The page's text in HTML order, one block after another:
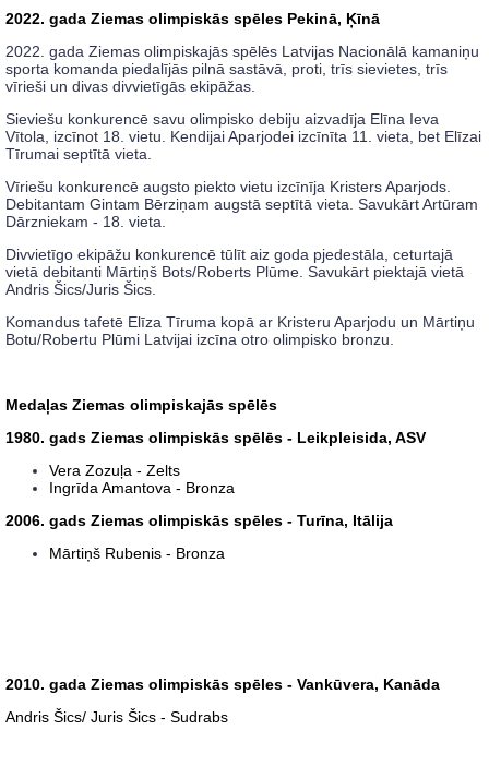
2022. gada Ziemas olimpiskās spēles Pekinā, Ķīnā
2022. gada Ziemas olimpiskajās spēlēs Latvijas Nacionālā kamaniņu
sporta komanda piedalījās pilnā sastāvā, proti, trīs sievietes, trīs
vīrieši un divas divvietīgās ekipāžas.
Sieviešu konkurencē savu olimpisko debiju aizvadīja Elīna Ieva
Vītola, izcīnot 18. vietu. Kendijai Aparjodei izcīnīta 11. vieta, bet Elīzai
Tīrumai septītā vieta.
Vīriešu konkurencē augsto piekto vietu izcīnīja Kristers Aparjods.
Debitantam Gintam Bērziņam augstā septītā vieta. Savukārt Artūram
Dārzniekam - 18. vieta.
Divvietīgo ekipāžu konkurencē tūlīt aiz goda pjedestāla, ceturtajā
vietā debitanti Mārtiņš Bots/Roberts Plūme. Savukārt piektajā vietā
Andris Šics/Juris Šics.
Komandus tafetē Elīza Tīruma kopā ar Kristeru Aparjodu un Mārtiņu
Botu/Robertu Plūmi Latvijai izcīna otro olimpisko bronzu.
Medaļas Ziemas olimpiskajās spēlēs
1980. gads Ziemas olimpiskās spēlēs - Leikpleisida, ASV
Vera Zozuļa - Zelts
Ingrīda Amantova - Bronza
2006. gads Ziemas olimpiskās spēles - Turīna, Itālija
Mārtiņš Rubenis - Bronza
2010. gada Ziemas olimpiskās spēles - Vankūvera, Kanāda
Andris Šics/ Juris Šics - Sudrabs